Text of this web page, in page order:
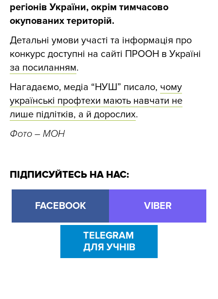
регіонів України, окрім тимчасово
окупованих територій.
Детальні умови участі та інформація про
конкурс доступні на сайті ПРООН в Україні
за посиланням.
Нагадаємо, медіа “НУШ” писало, чому
українські профтехи мають навчати не
лише підлітків, а й дорослих.
Фото – МОН
ПІДПИСУЙТЕСЬ НА НАС:
FACEBOOK VIBER
TELEGRAM
ДЛЯ УЧНІВ